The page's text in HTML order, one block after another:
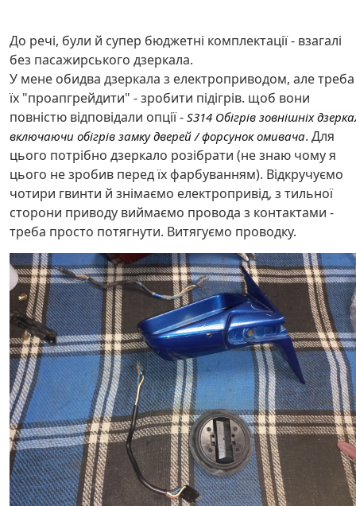
До речі, були й супер бюджетні комплектації - взагалі
без пасажирського дзеркала.
У мене обидва дзеркала з електроприводом, але треба
їх "проапгрейдити" - зробити підігрів. щоб вони
повністю відповідали опції - S314 Обігрів зовнішніх
включаючи обігрів замку дверей / форсунок омивача. Для
цього потрібно дзеркало розібрати (не знаю чому я
цього не зробив перед їх фарбуванням). Відкручуємо
чотири гвинти й знімаємо електропривід, з тильної
сторони приводу виймаємо провода з контактами -
треба просто потягнути. Витягуємо проводку.